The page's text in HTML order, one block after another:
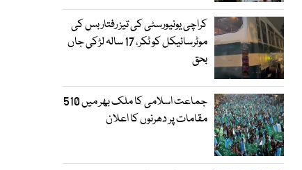
کراچی یونیورسٹی کی تیز رفتار بس کی
موٹرسائیکل کو ٹکر، 17 سالہ لڑکی جاں
بحق
جماعت اسلامی کا ملک بھر میں 510
مقامات پر دھرنوں کا اعلان